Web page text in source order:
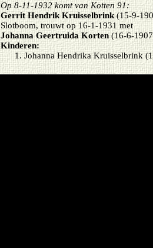
Op 8-11-1932 komt van Kotten 91:
Gerrit Hendrik Kruisselbrink(15-9-
Slotboom, trouwt op 16-1-1931 met
Johanna Geertruida Korten(16-6-
Kinderen:
Johanna Hendrika Kruisselbrink